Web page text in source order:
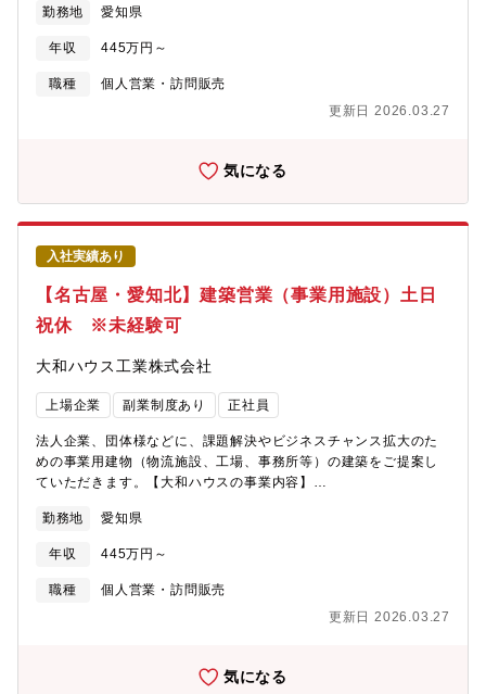
ハウスの採用ページ】～大和ハウスについてや働く環境などの記
載があります～
https://www.daiwahouse.co.jp/recruit/index.html?
page=from_header～キャリア採用ページ～
https://www.daiwahouse.co.jp/recruit/freshers/index.html■働く
https://www.daiwahouse.co.jp/recruit/person/index.html
勤務地 愛知県
年収 445万円～
職種
個人営業・訪問販売
更新日 2026.03.27
気になる
入社実績あり
【名古屋・愛知北】建築営業（事業用施設）土日
祝休 ※未経験可
大和ハウス工業株式会社
上場企業 副業制度あり 正社員
法人企業、団体様などに、課題解決やビジネスチャンス拡大のた
めの事業用建物（物流施設、工場、事務所等）の建築をご提案し
ていただきます。【大和ハウスの事業内容】
ハウスの採用ページ】～大和ハウスについてや働く環境などの記
載があります～
https://www.daiwahouse.co.jp/recruit/index.html?
page=from_header～キャリア採用ページ～
https://www.daiwahouse.co.jp/recruit/freshers/index.html■働く
https://www.daiwahouse.co.jp/recruit/person/index.html
勤務地 愛知県
年収 445万円～
職種
個人営業・訪問販売
更新日 2026.03.27
気になる